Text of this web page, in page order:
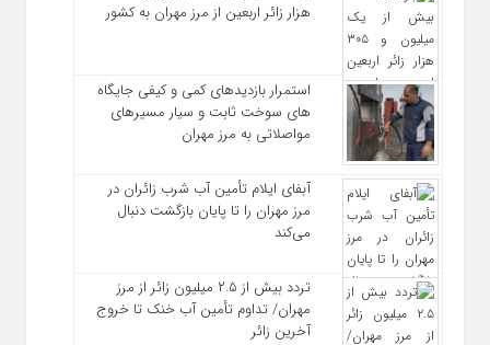
هزار زائر اربعین از مرز مهران به کشور
استمرار بازدیدهای کمی و کیفی جایگاه‌
های سوخت ثابت و سیار مسیرهای
مواصلاتی به مرز مهران
آبفای ایلام تأمین آب شرب زائران در
مرز مهران را تا پایان بازگشت دنبال
می‌کند
تردد بیش از ۲.۵ میلیون زائر از مرز
مهران/ تداوم تأمین آب خنک تا خروج
آخرین زائر